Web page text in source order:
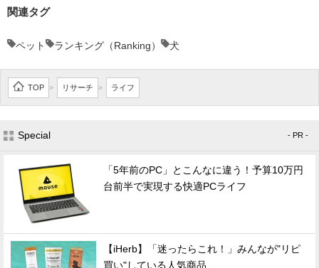
関連タグ
ペット ランキング（Ranking） 犬
TOP > リサーチ > ライフ
Special - PR -
「5年前のPC」とこんなに違う！予算10万円
台前半で実現する快適PCライフ
【iHerb】「迷ったらこれ！」みんなが"リピ
買い"している人気商品